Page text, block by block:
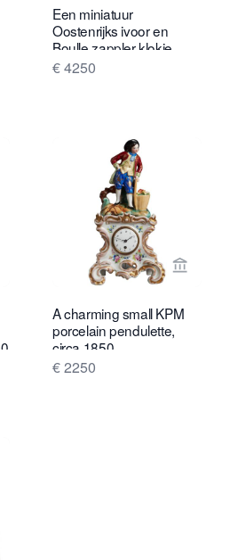
Een miniatuur
Oostenrijks ivoor en
Boulle zappler klokje,
circa 1840
€ 4250
verkoperspagina van Bekijk
A charming small KPM
porcelain pendulette,
circa 1850
€ 2250